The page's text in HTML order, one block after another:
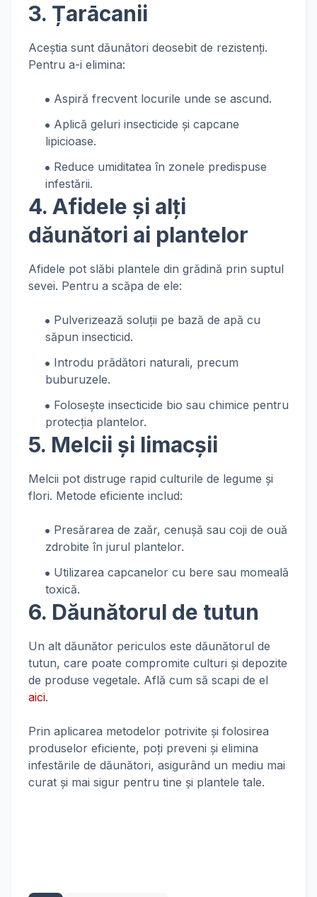
3. Țarācanii
Aceștia sunt dăunători deosebit de rezistenți.
Pentru a-i elimina:
Aspiră frecvent locurile unde se ascund.
Aplică geluri insecticide și capcane
lipicioase.
Reduce umiditatea în zonele predispuse
infestării.
4. Afidele și alți
dăunători ai plantelor
Afidele pot slăbi plantele din grădină prin suptul
sevei. Pentru a scăpa de ele:
Pulverizează soluții pe bază de apă cu
săpun insecticid.
Introdu prădători naturali, precum
buburuzele.
Folosește insecticide bio sau chimice pentru
protecția plantelor.
5. Melcii și limacșii
Melcii pot distruge rapid culturile de legume și
flori. Metode eficiente includ:
Presărarea de zaăr, cenușă sau coji de ouă
zdrobite în jurul plantelor.
Utilizarea capcanelor cu bere sau momeală
toxică.
6. Dăunătorul de tutun
Un alt dăunător periculos este dăunătorul de
tutun, care poate compromite culturi și depozite
de produse vegetale. Află cum să scapi de el
aici.
Prin aplicarea metodelor potrivite și folosirea
produselor eficiente, poți preveni și elimina
infestările de dăunători, asigurând un mediu mai
curat și mai sigur pentru tine și plantele tale.